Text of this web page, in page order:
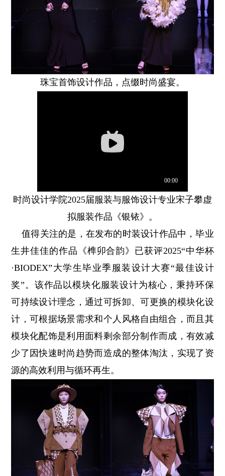
珠宝首饰设计作品，点缀时尚盛宴。
时尚设计学院2025届服装与服饰设计专业宋子攀虚
拟服装作品《银铱》。
值得关注的是，在发布的时装设计作品中，毕业
生井佳佳的作品《榫卯合韵》已获评2025“中华杯
·BIODEX”大学生毕业季服装设计大赛“最佳设计
奖”。该作品以模块化服装设计为核心，秉持环保
可持续设计理念，通过可拆卸、可更换的模块化设
计，可根据场景需求和个人风格自由组合，而且其
模块化配饰是利用面料剩余部分制作而成，有效减
少了因快速时尚趋势而造成的整体淘汰，实现了资
源的高效利用与循环再生。